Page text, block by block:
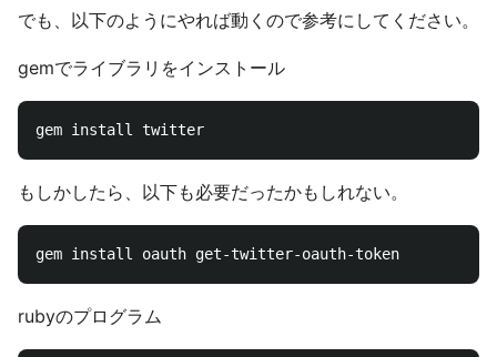
でも、以下のようにやれば動くので参考にしてください。
gemでライブラリをインストール
もしかしたら、以下も必要だったかもしれない。
rubyのプログラム